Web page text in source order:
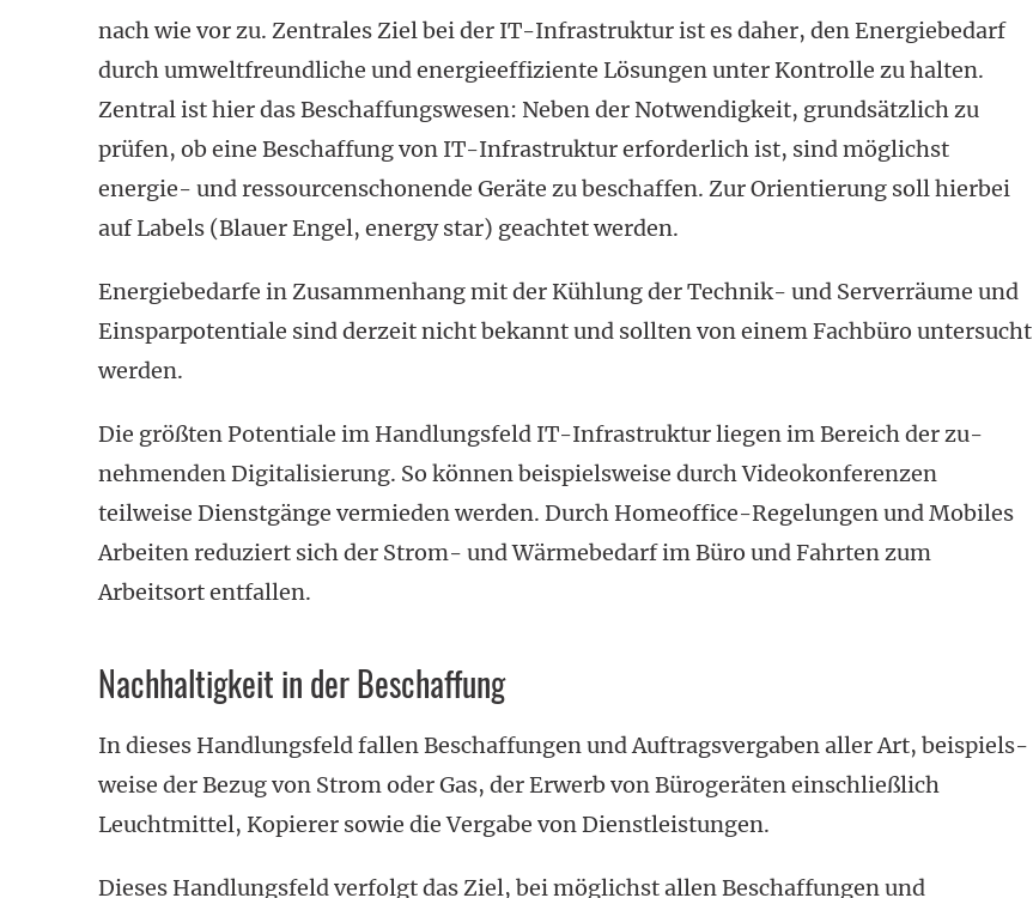
nach wie vor zu. Zentrales Ziel bei der IT-Infrastruktur ist es daher, den Energiebedarf
durch umwelt­freund­liche und energieeffiziente Lösungen unter Kontrolle zu halten.
Zentral ist hier das Beschaffungswesen: Neben der Notwendigkeit, grundsätzlich zu
prüfen, ob eine Beschaffung von IT-Infrastruktur erforderlich ist, sind möglichst
energie- und ressourcen­schonende Geräte zu beschaffen. Zur Orientierung soll hierbei
auf Labels (Blauer Engel, energy star) geachtet werden.
Energiebedarfe in Zusammenhang mit der Kühlung der Technik- und Serverräume und
Einsparpotentiale sind derzeit nicht bekannt und sollten von einem Fachbüro untersucht
werden.
Die größten Potentiale im Handlungsfeld IT-Infrastruktur liegen im Bereich der zu­
nehmenden Digitalisierung. So können beispielsweise durch Videokonferenzen
teilweise Dienstgänge vermieden werden. Durch Homeoffice-Regelungen und Mobiles
Arbeiten reduziert sich der Strom- und Wärmebedarf im Büro und Fahrten zum
Arbeitsort ent­fallen.
Nachhaltigkeit in der Beschaffung
In dieses Handlungsfeld fallen Beschaffungen und Auftragsvergaben aller Art, beispiels­
weise der Bezug von Strom oder Gas, der Erwerb von Bürogeräten ein­schließlich
Leuchtmittel, Kopierer sowie die Vergabe von Dienst­leistungen.
Dieses Handlungsfeld verfolgt das Ziel, bei möglichst allen Beschaffungen und